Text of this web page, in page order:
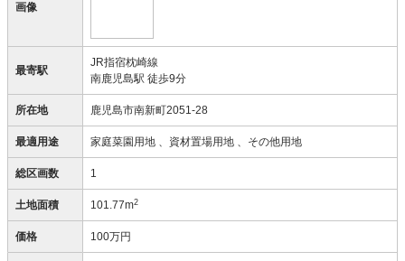
画像
最寄駅
JR指宿枕崎線
南鹿児島駅 徒歩9分
所在地 鹿児島市南新町2051-28
最適用途 家庭菜園用地 、資材置場用地 、その他用地
総区画数 1
土地面積 101.77m2
価格 100万円